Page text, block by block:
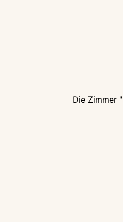
Die Zimmer